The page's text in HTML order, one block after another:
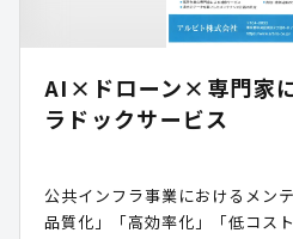
AI×ドローン×専門家
ラドックサービス
公共インフラ事業におけるメン
品質化」「高効率化」「低コス